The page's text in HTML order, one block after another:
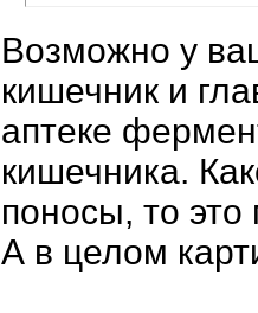
Возможно у
кишечник и
аптеке
кишечника.
поносы, то
А в целом